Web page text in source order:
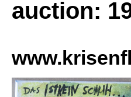
auction: